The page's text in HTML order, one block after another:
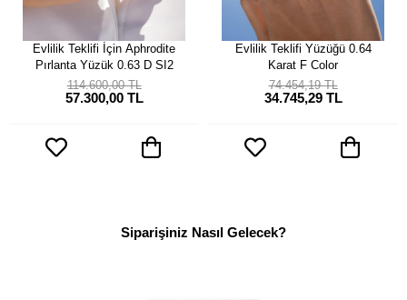
Evlilik Teklifi İçin Aphrodite
Pırlanta Yüzük 0.63 D SI2
57.300,00 TL
114.600,00 TL
Evlilik Teklifi Yüzüğü 0.64
Karat F Color
34.745,29 TL
74.454,19 TL
Siparişiniz Nasıl Gelecek?